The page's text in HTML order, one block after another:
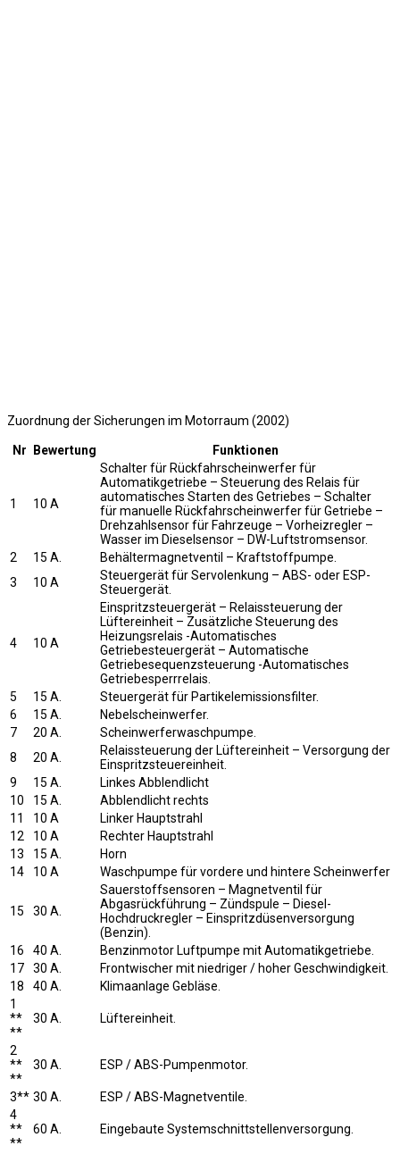
Zuordnung der Sicherungen im Motorraum (2002)
Nr Bewertung Funktionen
1 10 A
Schalter für Rückfahrscheinwerfer für
Automatikgetriebe – Steuerung des Relais für
automatisches Starten des Getriebes – Schalter
für manuelle Rückfahrscheinwerfer für Getriebe –
Drehzahlsensor für Fahrzeuge – Vorheizregler –
Wasser im Dieselsensor – DW-Luftstromsensor.
2
15 A.
Behältermagnetventil – Kraftstoffpumpe.
3
10 A
Steuergerät für Servolenkung – ABS- oder ESP-
Steuergerät.
4 10 A
Einspritzsteuergerät – Relaissteuerung der
Lüftereinheit – Zusätzliche Steuerung des
Heizungsrelais -Automatisches
Getriebesteuergerät – Automatische
Getriebesequenzsteuerung -Automatisches
Getriebesperrrelais.
5
15 A.
Steuergerät für Partikelemissionsfilter.
6
15 A.
Nebelscheinwerfer.
7
20 A.
Scheinwerferwaschpumpe.
8
20 A.
Relaissteuerung der Lüftereinheit – Versorgung der
Einspritzsteuereinheit.
9
15 A.
Linkes Abblendlicht
10
15 A.
Abblendlicht rechts
11
10 A
Linker Hauptstrahl
12
10 A
Rechter Hauptstrahl
13
15 A.
Horn
14
10 A Waschpumpe für vordere und hintere Scheinwerfer
15 30 A.
Sauerstoffsensoren – Magnetventil für
Abgasrückführung – Zündspule – Diesel-
Hochdruckregler – Einspritzdüsenversorgung
(Benzin).
16
40 A.
Benzinmotor Luftpumpe mit Automatikgetriebe.
17
30 A.
Frontwischer mit niedriger / hoher Geschwindigkeit.
18
40 A.
Klimaanlage Gebläse.
1
**
**
30 A. Lüftereinheit.
2
**
**
30 A. ESP / ABS-Pumpenmotor.
3** 30 A.
ESP / ABS-Magnetventile.
4
**
**
60 A. Eingebaute Systemschnittstellenversorgung.